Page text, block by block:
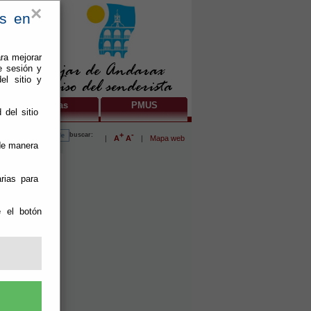
×
en
mejorar
sesión y
sitio y
del sitio
manera
para
el botón
Guías PMUS
| A+ A- | Mapa web
buscar: